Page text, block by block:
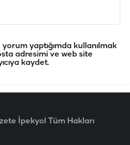
yaptığımda kullanılmak
adresimi ve web site
kaydet.
İpekyol Tüm Hakları